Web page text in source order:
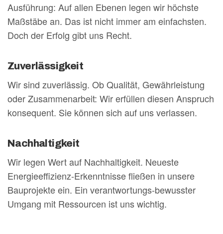
Ausführung: Auf allen Ebenen legen wir höchste
Maßstäbe an. Das ist nicht immer am einfachsten.
Doch der Erfolg gibt uns Recht.
Zuverlässigkeit
Wir sind zuverlässig. Ob Qualität, Gewährleistung
oder Zusammenarbeit: Wir erfüllen diesen Anspruch
konsequent. Sie können sich auf uns verlassen.
Nachhaltigkeit
Wir legen Wert auf Nachhaltigkeit. Neueste
Energieeffizienz-Erkenntnisse fließen in unsere
Bauprojekte ein. Ein verantwortungs-bewusster
Umgang mit Ressourcen ist uns wichtig.